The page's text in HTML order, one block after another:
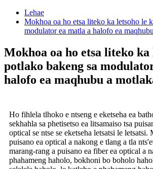
Lehae
Mokhoa oa ho etsa liteko ka letsoho le
modulator ea matla a halofo ea
Mokhoa oa ho etsa liteko ka
potlako bakeng sa
halofo ea maqhubu a
Ho fihlela tlhoko e ntseng e eketseha ea
sekhahla sa phetisetso ea litsamaiso tsa
optical se ntse se eketseha letsatsi le letsatsi.
puisano ea optical a nakong e tlang a tla
marang-rang a puisano ea fiber ea optical a
phahameng haholo, bokhoni bo boholo